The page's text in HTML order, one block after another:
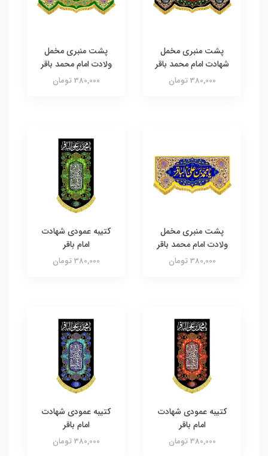
پشت منبری مخمل
شهادت امام محمد باقر
380,000 تومان
پشت منبری مخمل
ولادت امام محمد باقر
380,000 تومان
پشت منبری مخمل
ولادت امام محمد باقر
380,000 تومان
کتیبه عمودی شهادت
امام باقر
380,000 تومان
کتیبه عمودی شهادت
امام باقر
380,000 تومان
کتیبه عمودی شهادت
امام باقر
380,000 تومان